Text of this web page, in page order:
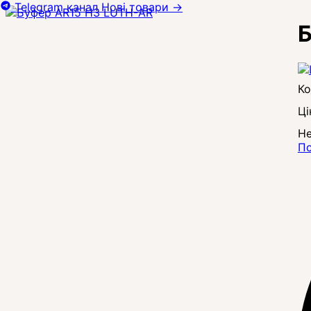
Telegram канал Нові товари →